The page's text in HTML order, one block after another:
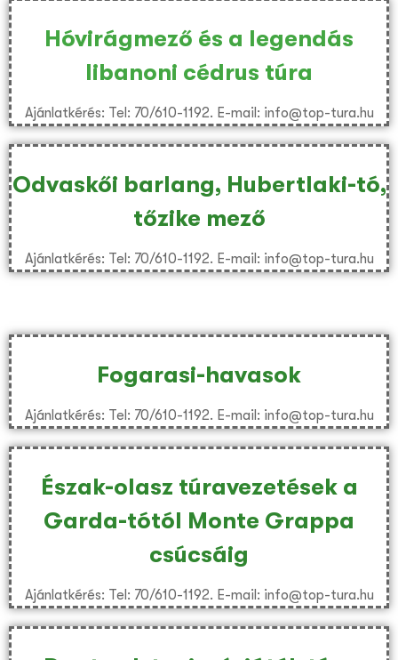
Hóvirágmező és a legendás
libanoni cédrus túra
Ajánlatkérés: Tel: 70/610-1192. E-mail: info@top-tura.hu
Odvaskői barlang, Hubertlaki-tó,
tőzike mező
Ajánlatkérés: Tel: 70/610-1192. E-mail: info@top-tura.hu
Fogarasi-havasok
Ajánlatkérés: Tel: 70/610-1192. E-mail: info@top-tura.hu
Észak-olasz túravezetések a
Garda-tótól Monte Grappa
csúcsáig
Ajánlatkérés: Tel: 70/610-1192. E-mail: info@top-tura.hu